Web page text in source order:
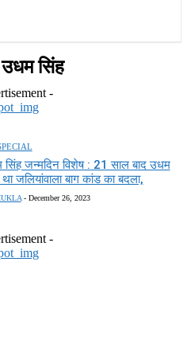
उधम सिंह
-
सिंह जन्मदिन विशेष : 21 साल बाद उधम
जलियांवाला बाग कांड का बदला,
- December 26, 2023
-